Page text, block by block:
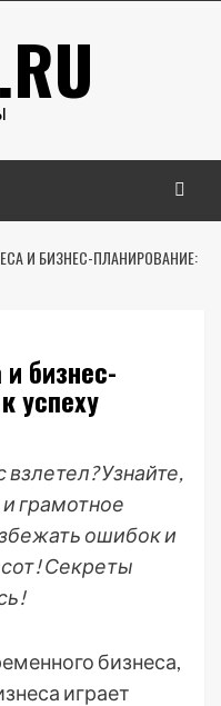
И БИЗНЕС-ПЛАНИРОВАНИЕ:
бизнес-
успеху
Узнайте,
грамотное
ошибок и
Секреты
бизнеса,
играет